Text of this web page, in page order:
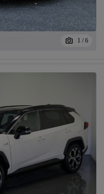
1 / 6